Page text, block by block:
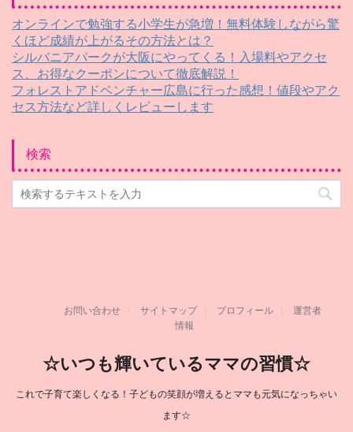
オンラインで勉強する小学生が急増！無料体験しながら驚
くほど成績が上がるその方法とは？
シルバニアパークが大阪にやってくる！入場料やアクセ
ス、お得なクーポンについて徹底解説！
フォレストアドベンチャー広島に行った感想！値段やアク
セス方法など詳しくレビューします
検索
お問い合わせ サイトマップ プロフィール
運営者
情報
☆いつも輝いているママの習慣☆
これで子育て楽しくなる！子どもの笑顔が増えるとママも元気になっちゃい
ます☆